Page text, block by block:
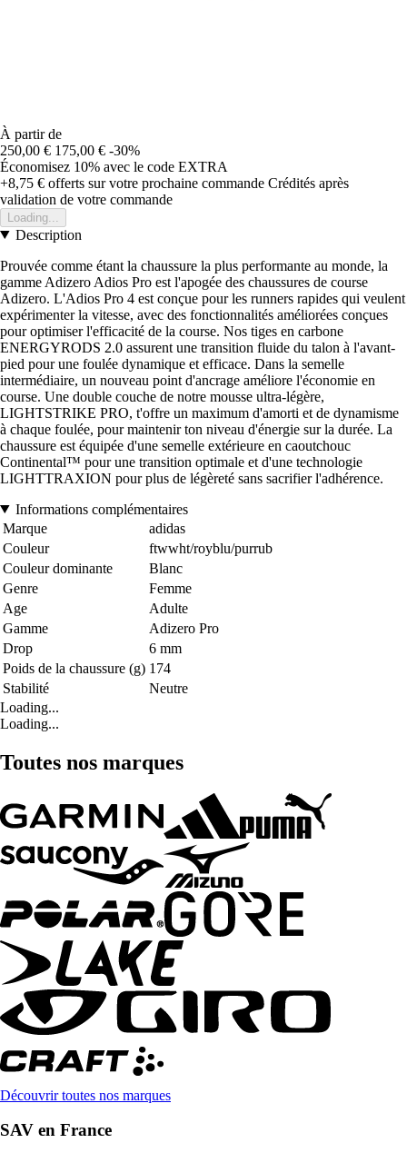
À partir de
250,00 € 175,00 € -30%
Économisez 10% avec le code EXTRA
+8,75 € offerts sur votre prochaine commande Crédités après
validation de votre commande
Loading...
Description
Prouvée comme étant la chaussure la plus performante au monde, la
gamme Adizero Adios Pro est l'apogée des chaussures de course
Adizero. L'Adios Pro 4 est conçue pour les runners rapides qui veulent
expérimenter la vitesse, avec des fonctionnalités améliorées conçues
pour optimiser l'efficacité de la course. Nos tiges en carbone
ENERGYRODS 2.0 assurent une transition fluide du talon à l'avant-
pied pour une foulée dynamique et efficace. Dans la semelle
intermédiaire, un nouveau point d'ancrage améliore l'économie en
course. Une double couche de notre mousse ultra-légère,
LIGHTSTRIKE PRO, t'offre un maximum d'amorti et de dynamisme
à chaque foulée, pour maintenir ton niveau d'énergie sur la durée. La
chaussure est équipée d'une semelle extérieure en caoutchouc
Continental™ pour une transition optimale et d'une technologie
LIGHTTRAXION pour plus de légèreté sans sacrifier l'adhérence.
Informations complémentaires
Marque
adidas
Couleur
ftwwht/royblu/purrub
Couleur dominante
Blanc
Genre
Femme
Age
Adulte
Gamme
Adizero Pro
Drop
6 mm
Poids de la chaussure (g) 174
Stabilité
Neutre
Loading...
Loading...
Toutes nos marques
Découvrir toutes nos marques
SAV en France